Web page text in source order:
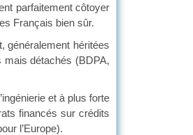
parfaitement côtoyer
Français bien sûr.
généralement héritées
mais détachés (BDPA,
et à plus forte
financés sur crédits
l’Europe).